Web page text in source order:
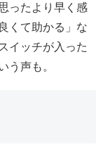
ったより早く感
くて助かる」な
イッチが入った
う声も。